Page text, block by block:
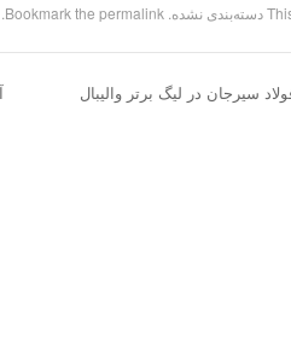
دسته‌بندی نشده permalink
سیرجان در لیگ برتر والیبال